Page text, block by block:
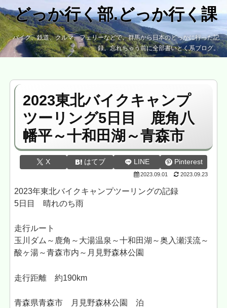
どっか行く部.どっか行く課
バイク、鉄道、クルマ、フェリーなどで、群馬から日本のどっかに行った記
録。忘れちゃう前に全部書いとく系ブログ。
2023東北バイクキャンプ
ツーリング5日目 鹿角八
幡平～十和田湖～青森市
X はてブ LINE Pinterest
2023.09.01 2023.09.23
2023年東北バイクキャンプツーリングの記録
5日目 晴れのち雨
走行ルート
玉川ダム～鹿角～大湯温泉～十和田湖～奥入瀬渓流～
酸ヶ湯～青森市内～月見野森林公園
走行距離 約190km
青森県青森市 月見野森林公園 泊